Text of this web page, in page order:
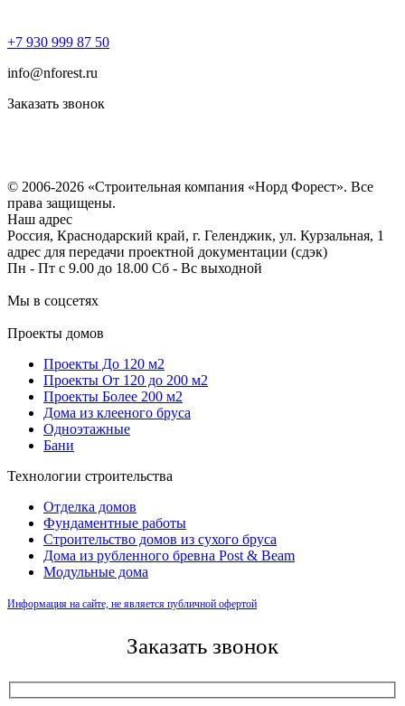
+7 930 999 87 50
info@nforest.ru
Заказать звонок
© 2006-2026 «Строительная компания «Норд Форест». Все
права защищены.
Наш адрес
Россия, Краснодарский край, г. Геленджик, ул. Курзальная, 1
адрес для передачи проектной документации (сдэк)
Пн - Пт с 9.00 до 18.00 Сб - Вс выходной
Мы в соцсетях
Проекты домов
Проекты До 120 м2
Проекты От 120 до 200 м2
Проекты Более 200 м2
Дома из клееного бруса
Одноэтажные
Бани
Технологии строительства
Отделка домов
Фундаментные работы
Строительство домов из сухого бруса
Дома из рубленного бревна Post & Beam
Модульные дома
Информация на сайте, не является публичной офертой
Заказать звонок